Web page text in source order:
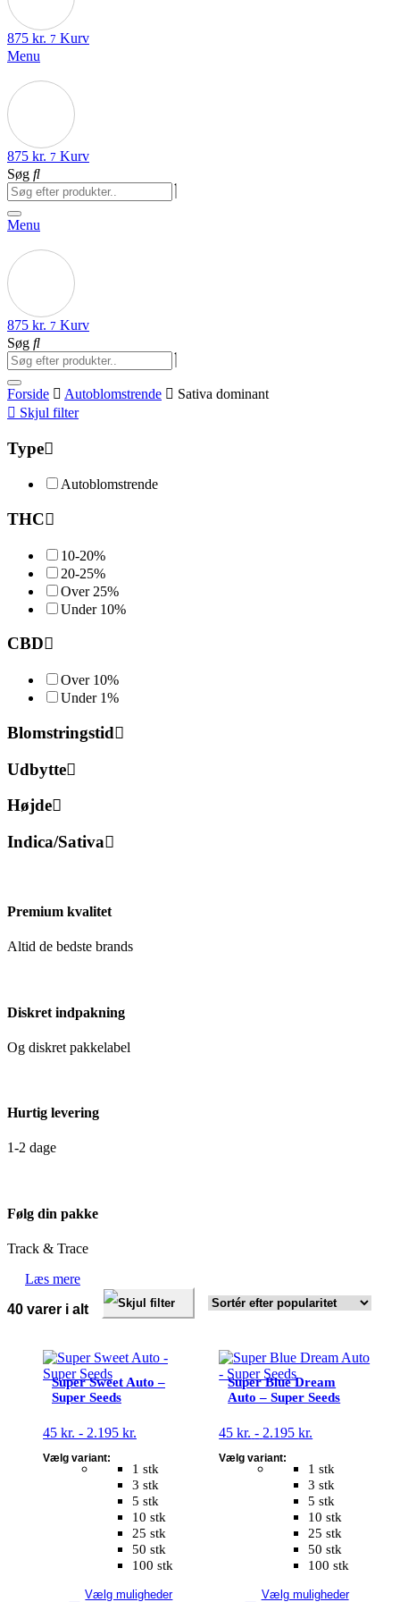
875 kr. 7 Kurv
Menu
875 kr. 7 Kurv
Søg
Menu
875 kr. 7 Kurv
Søg
Forside Autoblomstrende
Sativa dominant
Skjul filter
Type
Autoblomstrende
THC
10-20%
20-25%
Over 25%
Under 10%
CBD
Over 10%
Under 1%
Blomstringstid
Udbytte
Højde
Indica/Sativa
Premium kvalitet
Altid de bedste brands
Diskret indpakning
Og diskret pakkelabel
Hurtig levering
1-2 dage
Følg din pakke
Track & Trace
Læs mere
40 varer i altSorteretSkjul filter
Super Sweet Auto –
Super Seeds
45 kr. - 2.195 kr.
til
2.195 kr.
1 stk
3 stk
5 stk
10 stk
25 stk
50 stk
100 stk
Vælg variant:
Vælg muligheder
Dette
vare
har
flere
Mulighederne
kan
Super Blue Dream
Auto – Super Seeds
45kr. - 2.195kr.
til
2.195 kr.
1 stk
3 stk
5 stk
10 stk
25 stk
50 stk
100 stk
Vælg variant:
Vælg muligheder
Dette
vare
har
flere
Mulighederne
kan
vælges